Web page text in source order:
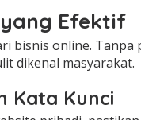
Efektif
bisnis online.
dikenal masyarakat.
Kata Kunci